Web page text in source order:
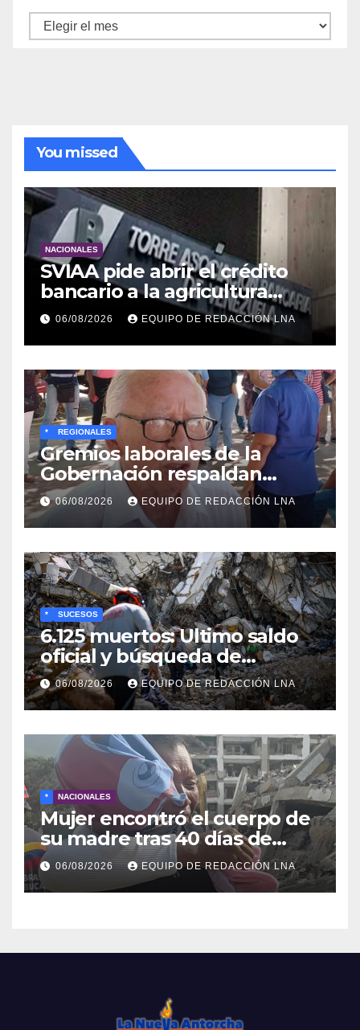
Archivo
You missed
NACIONALES
SVIAA pide abrir el crédito
bancario a la agricultura
familiar en Venezuela
06/08/2026 EQUIPO DE REDACCIÓN LNA
* REGIONALES
Gremios laborales de la
Gobernación respaldan
propuesta de Bono
Recreativo de 100 dólares
para jubilados, pensionados y
activos
06/08/2026 EQUIPO DE REDACCIÓN LNA
* SUCESOS
6.125 muertos: Ultimo saldo
oficial y búsqueda de
cadáveres continúa entre los
escombros
06/08/2026 EQUIPO DE REDACCIÓN LNA
* NACIONALES
Mujer encontró el cuerpo de
su madre tras 40 días de
búsqueda en Tanaguarena
06/08/2026 EQUIPO DE REDACCIÓN LNA